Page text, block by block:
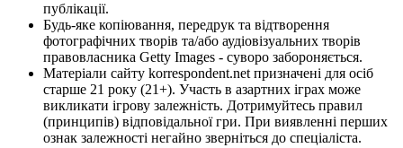
публікації.
Будь-яке копіювання, передрук та відтворення
фотографічних творів та/або аудіовізуальних творів
правовласника Getty Images - суворо забороняється.
Матеріали сайту korrespondent.net призначені для осіб
старше 21 року (21+). Участь в азартних іграх може
викликати ігрову залежність. Дотримуйтесь правил
(принципів) відповідальної гри. При виявленні перших
ознак залежності негайно зверніться до спеціаліста.